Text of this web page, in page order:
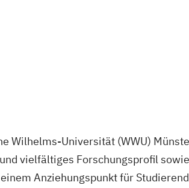
Wilhelms-Universität (WWU)
vielfältiges Forschungsprofil
Anziehungspunkt für